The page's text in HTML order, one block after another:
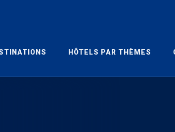
HÔTELS PAR THÈMES